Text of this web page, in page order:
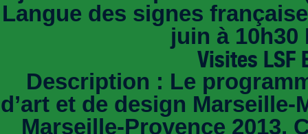
Langue des signes
juin à
Visites LSF
Description : Le
d’art et de design
Marseille-Provence 2013,